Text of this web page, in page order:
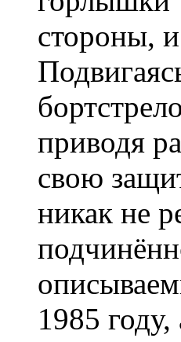
стороны,
приводя
свою
никак не
1985